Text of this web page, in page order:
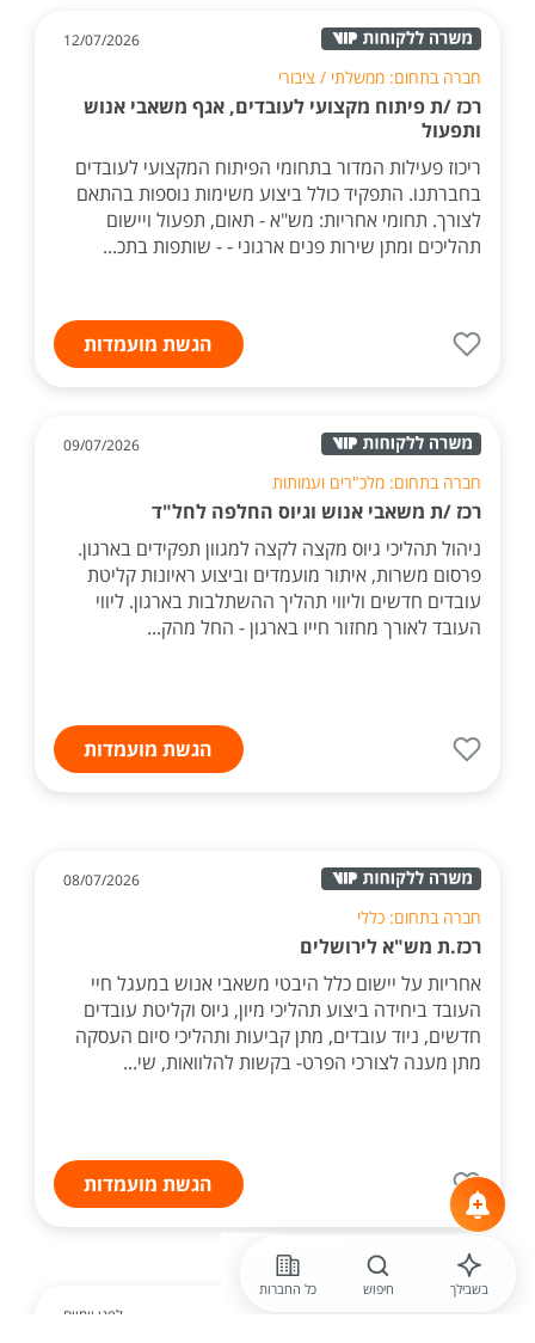
12/07/2026
חברה בתחום: ממשלתי / ציבורי
רכז /ת פיתוח מקצועי לעובדים, אגף משאבי אנוש
ותפעול
ריכוז פעילות המדור בתחומי הפיתוח המקצועי לעובדים
בחברתנו. התפקיד כולל ביצוע משימות נוספות בהתאם
לצורך. תחומי אחריות: מש"א - תאום, תפעול ויישום
תהליכים ומתן שירות פנים ארגוני - - שותפות בתכ...
הגשת מועמדות
09/07/2026
חברה בתחום: מלכ"רים ועמותות
רכז /ת משאבי אנוש וגיוס החלפה לחל"ד
ניהול תהליכי גיוס מקצה לקצה למגוון תפקידים בארגון.
פרסום משרות, איתור מועמדים וביצוע ראיונות קליטת
עובדים חדשים וליווי תהליך ההשתלבות בארגון. ליווי
העובד לאורך מחזור חייו בארגון - החל מהק...
הגשת מועמדות
08/07/2026
חברה בתחום: כללי
רכז.ת מש"א לירושלים
אחריות על יישום כלל היבטי משאבי אנוש במעגל חיי
העובד ביחידה ביצוע תהליכי מיון, גיוס וקליטת עובדים
חדשים, ניוד עובדים, מתן קביעות ותהליכי סיום העסקה
מתן מענה לצורכי הפרט- בקשות להלוואות, שי...
הגשת מועמדות
לפני יומיים
בשבילך חיפוש כל החברות